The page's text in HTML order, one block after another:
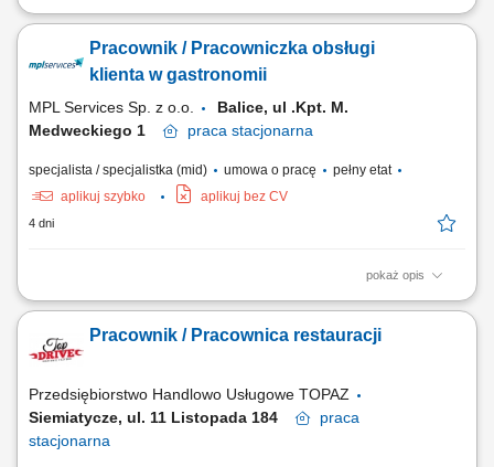
Obowiązki: Wsparcie prac kuchennych i przygotowywanie posiłków;
porządek i wysoki standard obsługi w obiekcie; Współpraca z zespołem
przy bieżącym funkcjonowaniu lokalu;
Pracownik / Pracowniczka obsługi
klienta w gastronomii
MPL Services Sp. z o.o.
Balice, ul .Kpt. M.
Medweckiego 1
praca stacjonarna
specjalista / specjalistka (mid) umowa o pracę
pełny etat
aplikuj szybko
aplikuj bez CV
4 dni
pokaż opis
Opis stanowiska: Profesjonalna obsługa klientów oraz sprzedaż
czystość i organizację miejsca pracy; Budowanie pozytywnego
wizerunku punktu gastronomicznego;
Pracownik / Pracownica restauracji
Przedsiębiorstwo Handlowo Usługowe TOPAZ
Siemiatycze, ul. 11 Listopada 184
praca
stacjonarna